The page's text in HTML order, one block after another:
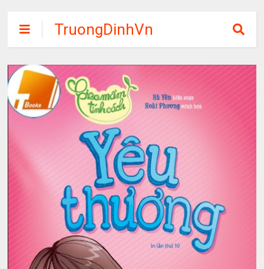
TruongDinhVn
Chia sẽ ebook,
các khóa học,
phần mềm học
tập miễn phí